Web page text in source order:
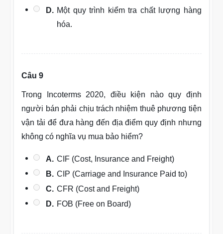
D. Một quy trình kiểm tra chất lượng hàng
hóa.
Câu 9
Trong Incoterms 2020, điều kiện nào quy định
người bán phải chịu trách nhiệm thuê phương tiện
vận tải để đưa hàng đến địa điểm quy định nhưng
không có nghĩa vụ mua bảo hiểm?
A. CIF (Cost, Insurance and Freight)
B. CIP (Carriage and Insurance Paid to)
C. CFR (Cost and Freight)
D. FOB (Free on Board)